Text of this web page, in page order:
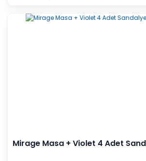
Mirage Masa + Violet 4 Adet